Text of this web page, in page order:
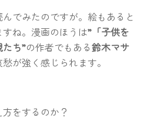
でみたのですが。絵もあると
ね。漫画のほうは”「子供を
ち”の作者でもある鈴木マサ
が強く感じられます。
をするのか？